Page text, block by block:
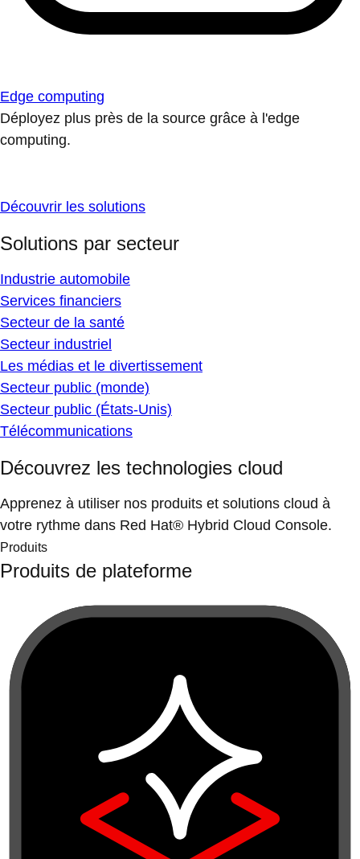
Edge computing
Déployez plus près de la source grâce à l'edge
computing.
Découvrir les solutions
Solutions par secteur
Industrie automobile
Services financiers
Secteur de la santé
Secteur industriel
Les médias et le divertissement
Secteur public (monde)
Secteur public (États-Unis)
Télécommunications
Découvrez les technologies cloud
Apprenez à utiliser nos produits et solutions cloud à
votre rythme dans Red Hat® Hybrid Cloud Console.
Produits
Produits de plateforme